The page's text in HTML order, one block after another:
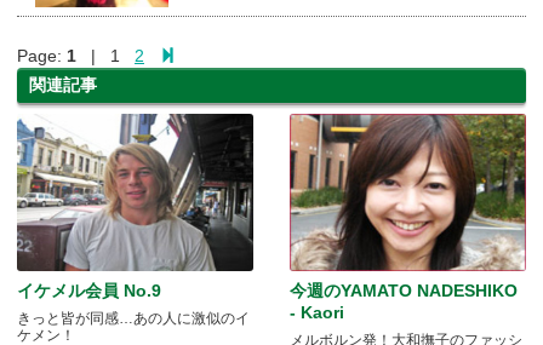
Page: 1 | 1 2
関連記事
イケメル会員 No.9
きっと皆が同感…あの人に激似のイ
ケメン！
今週のYAMATO NADESHIKO
- Kaori
メルボルン発！大和撫子のファッシ